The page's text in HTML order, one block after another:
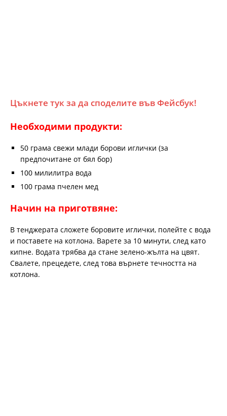
Цъкнете тук за да споделите във Фейсбук!
Необходими продукти:
50 грама свежи млади борови иглички (за
предпочитане от бял бор)
100 милилитра вода
100 грама пчелен мед
Начин на приготвяне:
В тенджерата сложете боровите иглички, полейте с вода
и поставете на котлона. Варете за 10 минути, след като
кипне. Водата трябва да стане зелено-жълта на цвят.
Свалете, прецедете, след това върнете течността на
котлона.